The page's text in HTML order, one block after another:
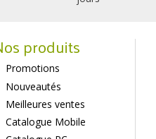
produits
Promotions
Nouveautés
Meilleures ventes
Catalogue Mobile